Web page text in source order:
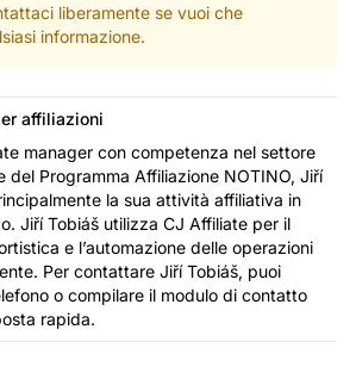
liberamente se vuoi che
informazione.
affiliazioni
manager con competenza nel settore
del Programma Affiliazione NOTINO, Jiří
la sua attività affiliativa in
Jiří Tobiáš utilizza CJ Affiliate per il
e l’automazione delle operazioni
Per contattare Jiří Tobiáš, puoi
o compilare il modulo di contatto
rapida.